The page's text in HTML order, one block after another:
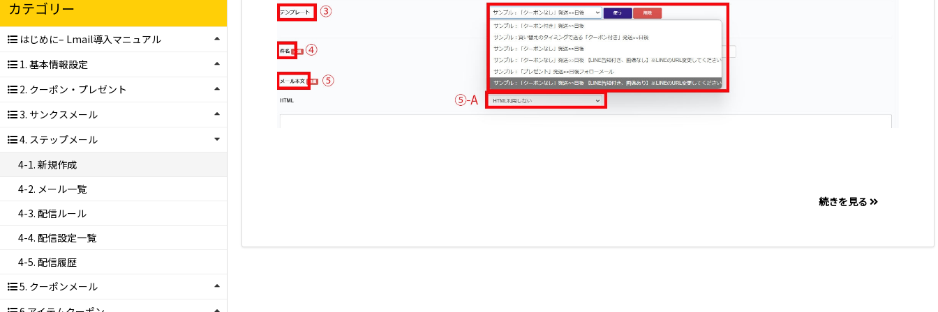
続きを見る
カテゴリー
はじめに– Lmail導入マニュアル
1. 基本情報設定
2. クーポン・プレゼント
3. サンクスメール
4. ステップメール
4-1. 新規作成
4-2. メール一覧
4-3. 配信ルール
4-4. 配信設定一覧
4-5. 配信履歴
5. クーポンメール